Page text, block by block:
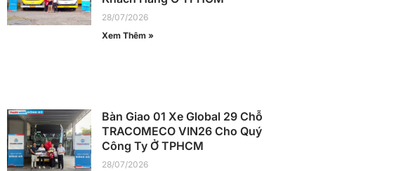
28/07/2026
Xem Thêm »
Bàn Giao 01 Xe Global 29 Chỗ
TRACOMECO VIN26 Cho Quý
Công Ty Ở TPHCM
28/07/2026